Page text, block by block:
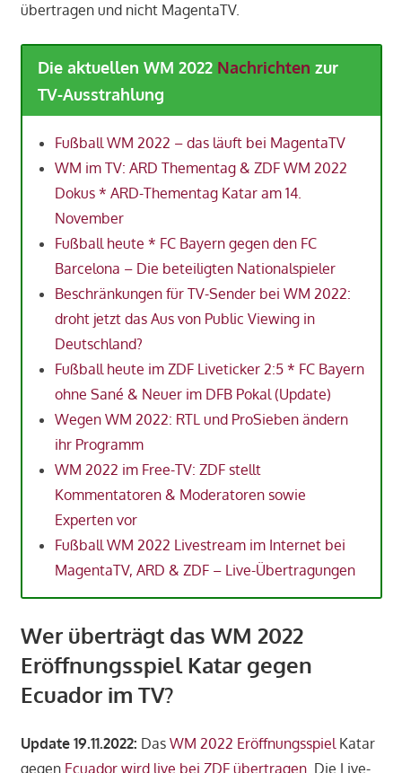
übertragen und nicht MagentaTV.
Die aktuellen WM 2022 Nachrichten zur
TV-Ausstrahlung
Fußball WM 2022 – das läuft bei MagentaTV
WM im TV: ARD Thementag & ZDF WM 2022
Dokus * ARD-Thementag Katar am 14.
November
Fußball heute * FC Bayern gegen den FC
Barcelona – Die beteiligten Nationalspieler
Beschränkungen für TV-Sender bei WM 2022:
droht jetzt das Aus von Public Viewing in
Deutschland?
Fußball heute im ZDF Liveticker 2:5 * FC Bayern
ohne Sané & Neuer im DFB Pokal (Update)
Wegen WM 2022: RTL und ProSieben ändern
ihr Programm
WM 2022 im Free-TV: ZDF stellt
Kommentatoren & Moderatoren sowie
Experten vor
Fußball WM 2022 Livestream im Internet bei
MagentaTV, ARD & ZDF – Live-Übertragungen
Wer überträgt das WM 2022
Eröffnungsspiel Katar gegen
Ecuador im TV?
Update 19.11.2022: Das WM 2022 Eröffnungsspiel Katar
gegen Ecuador wird live bei ZDF übertragen. Die Live-